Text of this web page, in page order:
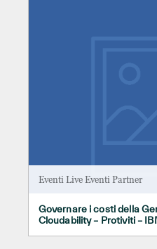
Eventi Live Eventi Partner
Governare i costi della
Cloudability – Protiviti –